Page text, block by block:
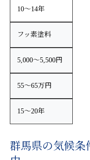
10〜14年
フッ素塗料
5,000〜5,500円
55〜65万円
15〜20年
群馬県の気候条